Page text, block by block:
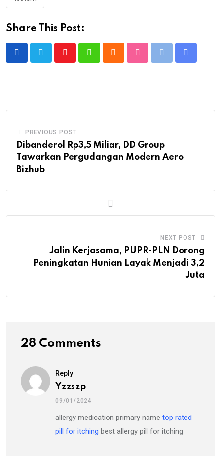
Share This Post:
PREVIOUS POST
Dibanderol Rp3,5 Miliar, DD Group
Tawarkan Pergudangan Modern Aero
Bizhub
NEXT POST
Jalin Kerjasama, PUPR-PLN Dorong
Peningkatan Hunian Layak Menjadi 3,2
Juta
28 Comments
Reply
Yzzszp
09/01/2024
allergy medication primary name top rated
pill for itching best allergy pill for itching